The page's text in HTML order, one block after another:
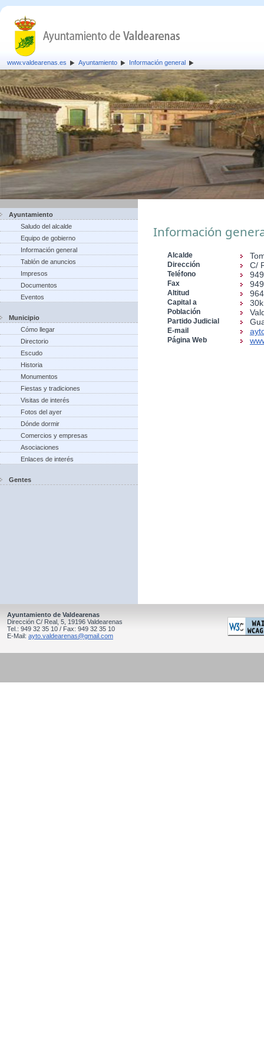
www.valdearenas.es Ayuntamiento Información general
Ayuntamiento
Saludo del alcalde
Equipo de gobierno
Información general
Tablón de anuncios
Impresos
Documentos
Eventos
Municipio
Cómo llegar
Directorio
Escudo
Historia
Monumentos
Fiestas y tradiciones
Visitas de interés
Fotos del ayer
Dónde dormir
Comercios y empresas
Asociaciones
Enlaces de interés
Gentes
Información
Alcalde
Dirección C/
Teléfono
Fax
Altitud
Capital a
Población
Partido Judicial
E-mail
Página Web
Ayuntamiento de Valdearenas
Dirección C/ Real, 5, 19196 Valdearenas
Tel.: 949 32 35 10 / Fax: 949 32 35 10
E-Mail: ayto.valdearenas@gmail.com